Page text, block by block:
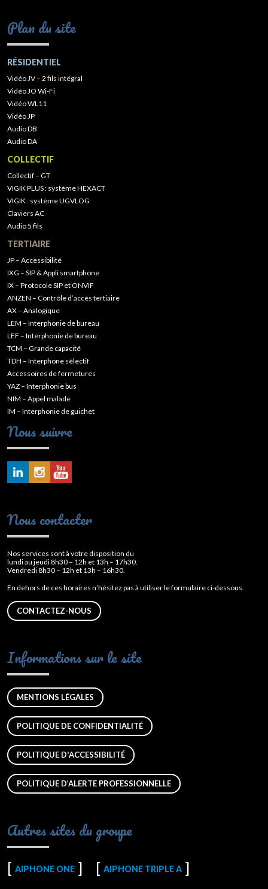
Plan du site
RÉSIDENTIEL
Vidéo JV – 2 fils intégral
Vidéo JO Wi-Fi
Vidéo WL11
Vidéo JP
Audio DB
Audio DA
COLLECTIF
Collectif – GT
VIGIK PLUS : système HEXACT
VIGIK : système UGVLOG
Claviers AC
Audio 5 fils
TERTIAIRE
JP – Accessibilité
IXG – SIP & Appli smartphone
IX – Protocole SIP et ONVIF
ANZEN – Contrôle d’accès tertiaire
AX – Analogique
LEM – Interphonie de bureau
LEF – Interphonie de bureau
TCM – Grande capacité
TDH – Interphone sélectif
Accessoires de fermetures
YAZ – Interphonie bus
NIM – Appel malade
IM – Interphonie de guichet
Nous suivre
Nous contacter
Nos services sont à votre disposition du
lundi au jeudi 8h30 – 12h et 13h – 17h30.
Vendredi 8h30 – 12h et 13h – 16h30.
En dehors de ces horaires n’hésitez pas à utiliser le formulaire ci-dessous.
CONTACTEZ-NOUS
Informations sur le site
MENTIONS LÉGALES
POLITIQUE DE CONFIDENTIALITÉ
POLITIQUE D'ACCESSIBILITÉ
POLITIQUE D’ALERTE PROFESSIONNELLE
Autres sites du groupe
AIPHONE ONE AIPHONE TRIPLE A